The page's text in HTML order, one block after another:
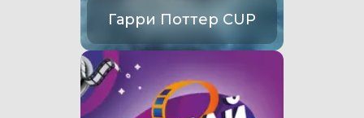
Гарри Поттер CUP